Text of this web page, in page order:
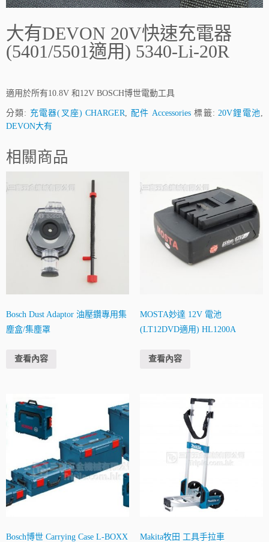
大有DEVON 20V快速充電器
(5401/5501適用) 5340-Li-20R
適用於所有10.8V 和12V BOSCH博世電動工具
分類: 充電器(叉座) CHARGER 配件 Accessories 標籤: 20V鋰電池
DEVON大有
相關商品
Bosch Dust Adaptor 油壓鑽專用集
塵盒/集塵罩
查看內容
MOSTA妙達 12V 電池
(LT12DVD適用) HL1200A
查看內容
Bosch博世 Carrying Case L-BOXX
Makita牧田 工具手拉車